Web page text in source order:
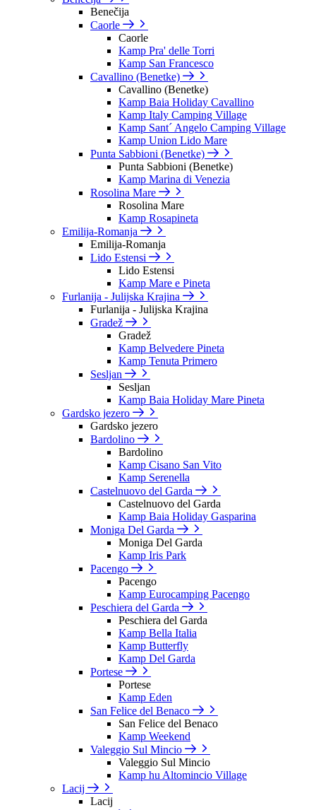
Benečija
Caorle
Caorle
Kamp Pra' delle Torri
Kamp San Francesco
Cavallino (Benetke)
Cavallino (Benetke)
Kamp Baia Holiday Cavallino
Kamp Italy Camping Village
Kamp Sant´ Angelo Camping Village
Kamp Union Lido Mare
Punta Sabbioni (Benetke)
Punta Sabbioni (Benetke)
Kamp Marina di Venezia
Rosolina Mare
Rosolina Mare
Kamp Rosapineta
Emilija-Romanja
Emilija-Romanja
Lido Estensi
Lido Estensi
Kamp Mare e Pineta
Furlanija - Julijska Krajina
Furlanija - Julijska Krajina
Gradež
Gradež
Kamp Belvedere Pineta
Kamp Tenuta Primero
Sesljan
Sesljan
Kamp Baia Holiday Mare Pineta
Gardsko jezero
Gardsko jezero
Bardolino
Bardolino
Kamp Cisano San Vito
Kamp Serenella
Castelnuovo del Garda
Castelnuovo del Garda
Kamp Baia Holiday Gasparina
Moniga Del Garda
Moniga Del Garda
Kamp Iris Park
Pacengo
Pacengo
Kamp Eurocamping Pacengo
Peschiera del Garda
Peschiera del Garda
Kamp Bella Italia
Kamp Butterfly
Kamp Del Garda
Portese
Portese
Kamp Eden
San Felice del Benaco
San Felice del Benaco
Kamp Weekend
Valeggio Sul Mincio
Valeggio Sul Mincio
Kamp hu Altomincio Village
Lacij
Lacij